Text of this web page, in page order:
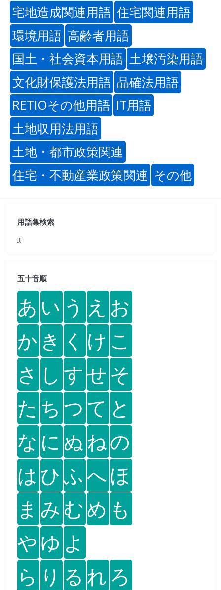
宅地造成関連用語 住宅関連用語
環境用語 高齢者用語
国土・社会資本用語 土壌汚染用語
文化財保護法用語 品確法用語
RETIOその他用語 IT用語
土地収用法用語
土地・都市政策関連
住宅・不動産業政策関連 その他
用語集検索
jjj
五十音順
あ い う え お
か き く け こ
さ し すせ そ
た ち つ て と
な に ぬ ねの
は ひふへほ
ま み むめ も
や ゆ よ
ら り る れ ろ